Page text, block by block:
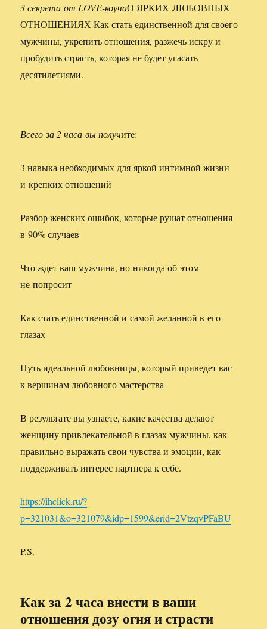
3 секрета от LOVE-коучаО ЯРКИХ ЛЮБОВНЫХ
ОТНОШЕНИЯХ Как стать единственной для своего
мужчины, укрепить отношения, разжечь искру и
пробудить страсть, которая не будет угасать
десятилетиями.
Всего за 2 часа вы получите:
3 навыка необходимых для яркой интимной жизни
и крепких отношений
Разбор женских ошибок, которые рушат отношения
в 90% случаев
Что ждет ваш мужчина, но никогда об этом
не попросит
Как стать единственной и самой желанной в его
глазах
Путь идеальной любовницы, который приведет вас
к вершинам любовного мастерства
В результате вы узнаете, какие качества делают
женщину привлекательной в глазах мужчины, как
правильно выражать свои чувства и эмоции, как
поддерживать интерес партнера к себе.
https://ihclick.ru/?
p=321031&o=321079&idp=1599&erid=2VtzqvPFaBU
P.S.
Как за 2 часа внести в ваши
отношения дозу огня и страсти